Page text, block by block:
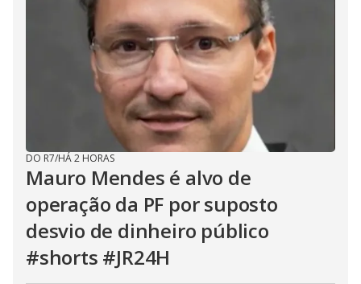
DO R7/HÁ 2 HORAS
Mauro Mendes é alvo de
operação da PF por suposto
desvio de dinheiro público
#shorts #JR24H